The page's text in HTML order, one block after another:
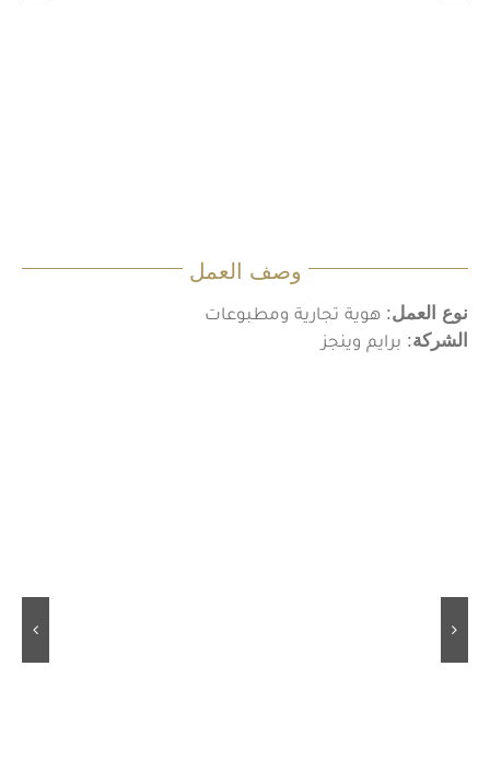
وصف العمل
نوع العمل: هوية تجارية ومطبوعات
الشركة: برايم وينجز